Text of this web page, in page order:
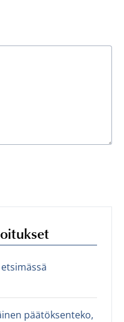
päätöksenteko,